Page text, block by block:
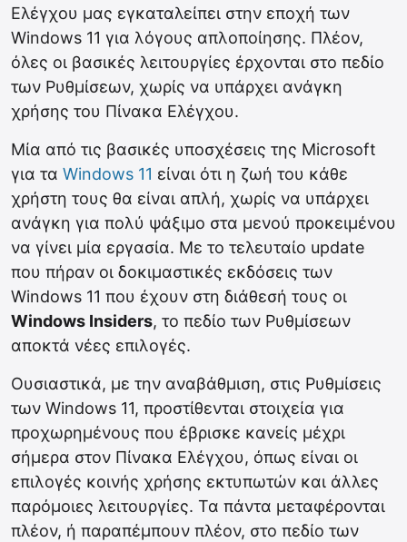
Ελέγχου μας εγκαταλείπει στην εποχή των
Windows 11 για λόγους απλοποίησης. Πλέον,
όλες οι βασικές λειτουργίες έρχονται στο πεδίο
των Ρυθμίσεων, χωρίς να υπάρχει ανάγκη
χρήσης του Πίνακα Ελέγχου.
Μία από τις βασικές υποσχέσεις της Microsoft
για τα Windows 11 είναι ότι η ζωή του κάθε
χρήστη τους θα είναι απλή, χωρίς να υπάρχει
ανάγκη για πολύ ψάξιμο στα μενού προκειμένου
να γίνει μία εργασία. Με το τελευταίο update
που πήραν οι δοκιμαστικές εκδόσεις των
Windows 11 που έχουν στη διάθεσή τους οι
Windows Insiders, το πεδίο των Ρυθμίσεων
αποκτά νέες επιλογές.
Ουσιαστικά, με την αναβάθμιση, στις Ρυθμίσεις
των Windows 11, προστίθενται στοιχεία για
προχωρημένους που έβρισκε κανείς μέχρι
σήμερα στον Πίνακα Ελέγχου, όπως είναι οι
επιλογές κοινής χρήσης εκτυπωτών και άλλες
παρόμοιες λειτουργίες. Τα πάντα μεταφέρονται
πλέον, ή παραπέμπουν πλέον, στο πεδίο των